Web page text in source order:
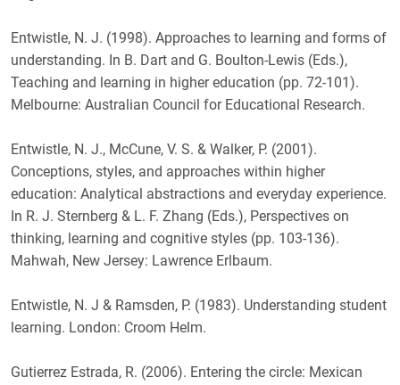
Entwistle, N. J. (1998). Approaches to learning and forms of
understanding. In B. Dart and G. Boulton-Lewis (Eds.),
Teaching and learning in higher education (pp. 72-101).
Melbourne: Australian Council for Educational Research.
Entwistle, N. J., McCune, V. S. & Walker, P. (2001).
Conceptions, styles, and approaches within higher
education: Analytical abstractions and everyday experience.
In R. J. Sternberg & L. F. Zhang (Eds.), Perspectives on
thinking, learning and cognitive styles (pp. 103-136).
Mahwah, New Jersey: Lawrence Erlbaum.
Entwistle, N. J & Ramsden, P. (1983). Understanding student
learning. London: Croom Helm.
Gutierrez Estrada, R. (2006). Entering the circle: Mexican